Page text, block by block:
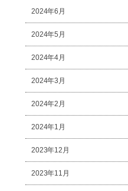
2024年6月
2024年5月
2024年4月
2024年3月
2024年2月
2024年1月
2023年12月
2023年11月